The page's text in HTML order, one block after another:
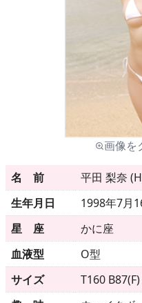
アイドル一覧
▶発売中
▶新作
▶次回作
画像を
名 前
平田 梨奈
生年月日
1998年7月
星 座
かに座
血液型
O型
サイズ
T160